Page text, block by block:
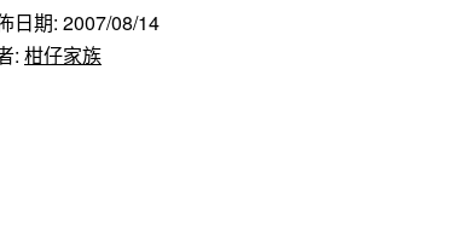
日期: 2007/08/14
: 柑仔家族